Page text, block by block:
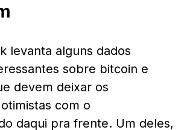
levanta alguns dados
sobre bitcoin e
devem deixar os
com o
daqui pra frente. Um deles,